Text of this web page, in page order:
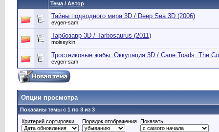
Тема / Автор
Тайны подводного мира 3D / Deep Sea 3D (2006)
evgen-sam
Тарбозавр 3D / Tarbosaurus (2011)
moiseykin
Тростниковые жабы: Оккупация 3D / Cane Toads: The
evgen-sam
Опции просмотра
Показаны темы с 1 по 3 из 3
Критерий сортировки
Порядок отображения Показать